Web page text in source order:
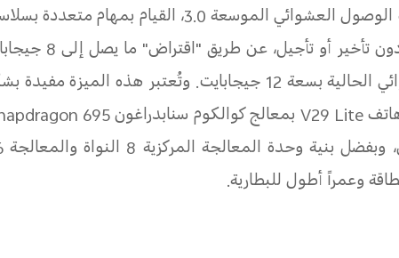
الوصول العشوائي الموسعة3.0
تطبيقاً
الوصول العشوائي الحالية بسعة 12 جيجابايت.
V29 Lite بمعالج كوالكوم سنابدراغون695
وعمراً أطول للبطارية.